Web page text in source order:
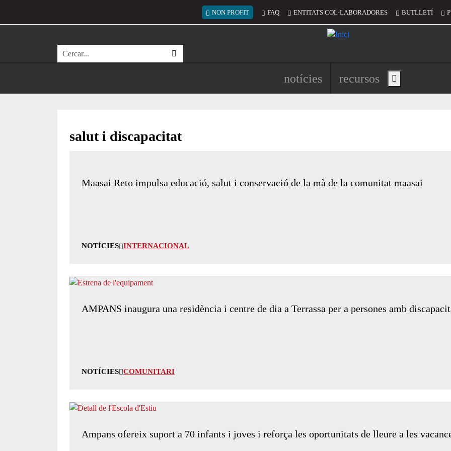
Menú del compte d'usuari
NON PROFIT FAQ ENTITATS COL·LABORADORES BUTLLETÍ
Cerca
Navegació principal de
notícies recursos Show main menu
salut i discapacitat
Maasai Reto impulsa educació, salut i conservació de la mà de la comunitat maasai
NOTÍCIES INTERNACIONAL
AMPANS inaugura una residència i centre de dia a Terrassa per a persones amb
NOTÍCIES COMUNITARI
Ampans ofereix suport a 70 infants i joves i reforça les oportunitats de lleure a les